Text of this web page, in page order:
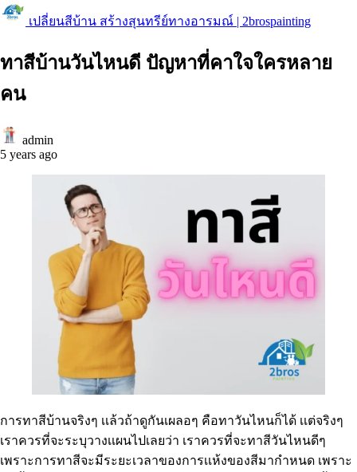
เปลี่ยนสีบ้าน สร้างสุนทรีย์ทางอารมณ์ | 2brospainting
ทาสีบ้านวันไหนดี ปัญหาที่คาใจใครหลาย
คน
admin
5 years ago
การทาสีบ้านจริงๆ เเล้วถ้าดูกันเผลอๆ คือทาวันไหนก็ได้ เเต่จริงๆ
เราควรที่จะระบุวางเเผนไปเลยว่า เราควรที่จะทาสีวันไหนดีๆ
เพราะการทาสีจะมีระยะเวลาของการเเห้งของสีมากำหนด เพราะ